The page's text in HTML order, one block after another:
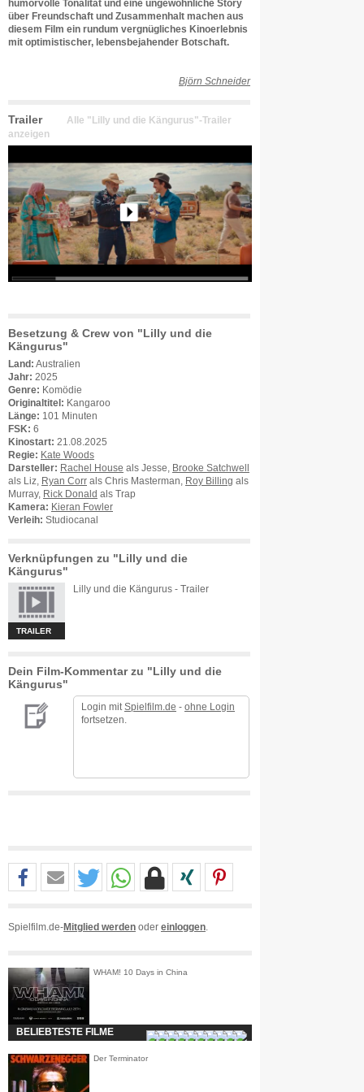
humorvolle Tonalität und eine ungewöhnliche Story
über Freundschaft und Zusammenhalt machen aus
diesem Film ein rundum vergnügliches Kinoerlebnis
mit optimistischer, lebensbejahender Botschaft.
Björn Schneider
Trailer
Alle "Lilly und die Kängurus"-Trailer
anzeigen
Besetzung & Crew von "Lilly und die
Kängurus"
Land: Australien
Jahr: 2025
Genre: Komödie
Originaltitel: Kangaroo
Länge: 101 Minuten
FSK: 6
Kinostart: 21.08.2025
Regie: Kate Woods
Darsteller: Rachel House als Jesse,
Brooke Satchwell
als Liz,
Ryan Corr als Chris Masterman, Roy Billing als
Murray, Rick Donald als Trap
Kamera: Kieran Fowler
Verleih: Studiocanal
Verknüpfungen zu "Lilly und die
Kängurus"
TRAILER
Lilly und die Kängurus - Trailer
Dein Film-Kommentar zu "Lilly und die
Kängurus"
Login mit Spielfilm.de - ohne Login
fortsetzen.
Spielfilm.de-Mitglied werden oder einloggen
WHAM! 10 Days in China
BELIEBTESTE FILME
Der Terminator